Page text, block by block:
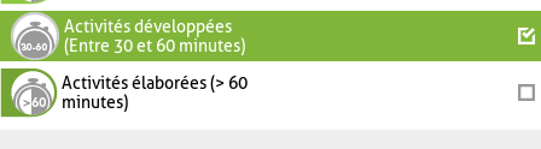
Activités développées
(Entre 30 et 60 minutes)
Activités élaborées (> 60
minutes)